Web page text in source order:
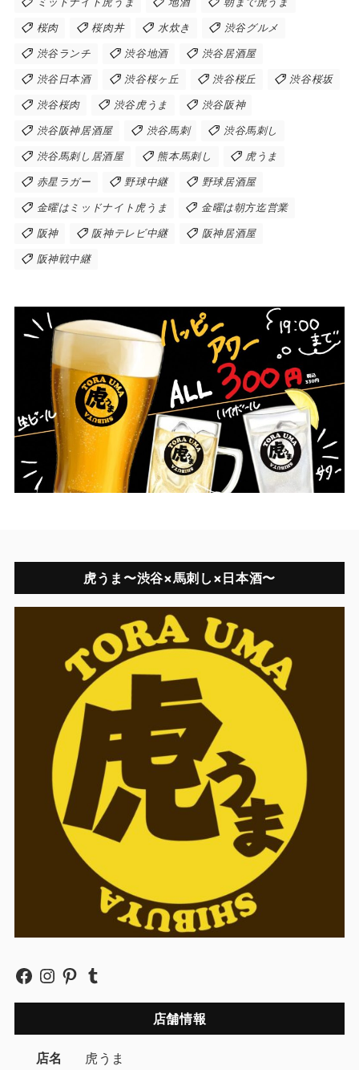
桜肉 桜肉丼 水炊き 渋谷グルメ
渋谷ランチ 渋谷地酒 渋谷居酒屋
渋谷日本酒 渋谷桜ヶ丘 渋谷桜丘 渋谷桜坂
渋谷桜肉 渋谷虎うま 渋谷阪神
渋谷阪神居酒屋 渋谷馬刺 渋谷馬刺し
渋谷馬刺し居酒屋 熊本馬刺し 虎うま
赤星ラガー 野球中継 野球居酒屋
金曜はミッドナイト虎うま 金曜は朝方迄営業
阪神 阪神テレビ中継 阪神居酒屋
阪神戦中継
虎うま〜渋谷×馬刺し×日本酒〜
店舗情報
店名
虎うま